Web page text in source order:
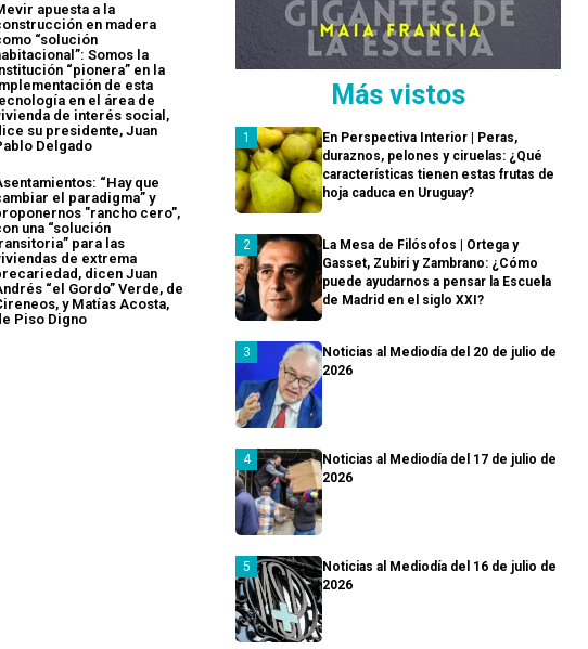
apuesta a la
en madera
“solución
Somos la
“pionera” en la
de esta
en el área de
de interés social,
su presidente, Juan
Delgado
“Hay que
el paradigma” y
"rancho cero",
una “solución
para las
de extrema
dicen Juan
“el Gordo” Verde, de
y Matías Acosta,
Piso Digno
Más vistos
En Perspectiva Interior | Peras,
duraznos, pelones y ciruelas: ¿Qué
características tienen estas frutas de
hoja caduca en Uruguay?
La Mesa de Filósofos | Ortega y
Gasset, Zubiri y Zambrano: ¿Cómo
puede ayudarnos a pensar la Escuela
de Madrid en el siglo XXI?
Noticias al Mediodía del 20 de julio de
2026
Noticias al Mediodía del 17 de julio de
2026
Noticias al Mediodía del 16 de julio de
2026